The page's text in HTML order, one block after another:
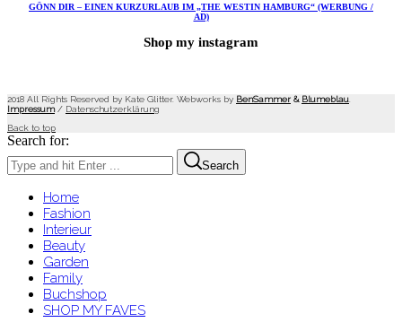
GÖNN DIR – EINEN KURZURLAUB IM „THE WESTIN HAMBURG“ (WERBUNG /
AD)
Shop my instagram
2018 All Rights Reserved by Kate Glitter. Webworks by BenSammer & Blumeblau
Impressum/ Datenschutzerklärung
Back to top
Search for:
Search
Home
Fashion
Interieur
Beauty
Garden
Family
Buchshop
SHOP MY FAVES